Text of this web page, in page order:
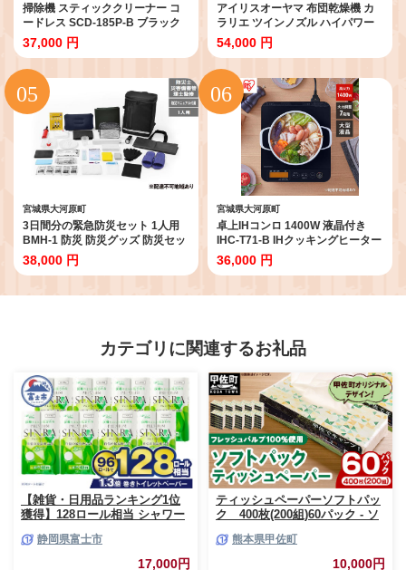
掃除機 スティッククリーナー コ
ードレス SCD-185P-B ブラック
アイリスオーヤマ 家電 コードレ
ス掃除機 サイクロン スタンド 自
走式 充電式 2way スティック ハ
ンディ スティック掃除機 ハンデ
ィ掃除機 一人暮らし アイリス 宮
城 宮城県 大河原町
37,000 円
アイリスオーヤマ 布団乾燥機 カ
ラリエ ツインノズル ハイパワー
FK-WH2-W ホワイト 速乾 速暖 ふ
とん乾燥機 乾燥機 布団乾燥 布団
乾燥 温め 保温 靴乾燥機 靴乾燥 ダ
ニ退治 ダニ コンパクト 電化製品
家電 安全 宮城 宮城県 大河原 大河
原町
54,000 円
宮城県大河原町
3日間分の緊急防災セット 1人用
BMH-1 防災 防災グッズ 防災セッ
ト 防災リュック 一人用 3日間避難
ブラック 必要なもの セット 避難
非常用 アイリスオーヤマ 防災士
38,000 円
宮城県大河原町
卓上IHコンロ 1400W 液晶付き
IHC-T71-B IHクッキングヒーター
卓上 1口 IHC-T71-B ブラック ア
イリスオーヤマ 1400W 液晶付き
理器 パネル付 鍋 揚げ物 焼く 温め
36,000 円
カテゴリに関連するお礼品
【雑貨・日用品ランキング1位
獲得】128ロール相当 シャワー
ー ダブル プレミアムシンラ 96
ロール (12R×8パック) 配達時間
静岡県富士市
17,000円
ティッシュペーパーソフトパッ
ク 400枚(200組)60パック - ソ
ー 生活用品 雑貨 日用品 必需品
紙 常備品 まとめ買い 備蓄 防災
熊本県甲佐町
10,000円